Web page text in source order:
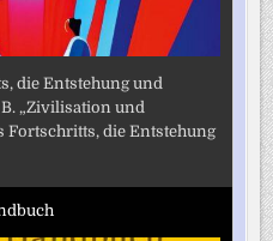
die Entstehung und
„Zivilisation und
Fortschritts, die Entstehung